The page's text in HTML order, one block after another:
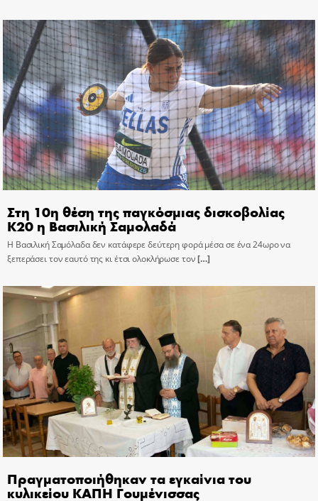
Στη 10η θέση της παγκόσμιας δισκοβολίας
Κ20 η Βασιλική Σαμολαδά
Η Βασιλική Σαμόλαδα δεν κατάφερε δεύτερη φορά μέσα σε ένα 24ωρο να
ξεπεράσει τον εαυτό της κι έτσι ολοκλήρωσε τον[…]
Πραγματοποιήθηκαν τα εγκαίνια του
κυλικείου ΚΑΠΗ Γουμένισσας